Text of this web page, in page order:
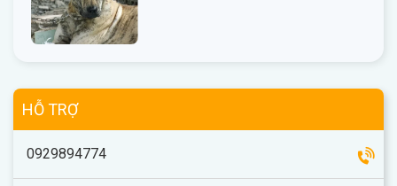
HỖ TRỢ
0929894774